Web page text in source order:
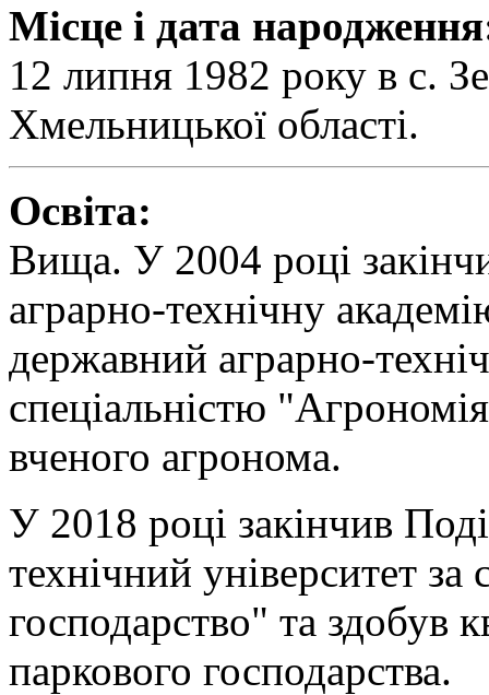
Місце і дата
12 липня 1982 року в с.
Хмельницької області.
Освіта:
Вища. У 2004 році
аграрно-технічну
державний аграрно-
спеціальністю
вченого агронома.
У 2018 році закінчив
технічний університет
господарство" та здобув
паркового господарства.